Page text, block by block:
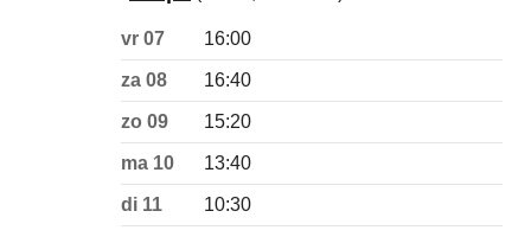
vr 07 16:00
za 08 16:40
zo 09 15:20
ma 10 13:40
di 11 10:30